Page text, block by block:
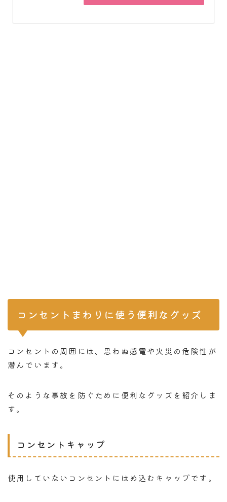
コンセントまわりに使う便利なグッズ
コンセントの周囲には、思わぬ感電や火災の危険性が
潜んでいます。
そのような事故を防ぐために便利なグッズを紹介しま
す。
コンセントキャップ
使用していないコンセントにはめ込むキャップです。